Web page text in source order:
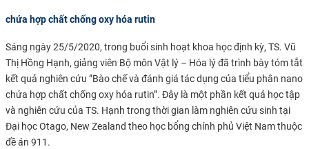
chứa hợp chất chống oxy hóa rutin
Sáng ngày 25/5/2020, trong buổi sinh hoạt khoa học định kỳ, TS. Vũ
Thị Hồng Hạnh, giảng viên Bộ môn Vật lý – Hóa lý đã trình bày tóm tắt
kết quả nghiên cứu ”Bào chế và đánh giá tác dụng của tiểu phân nano
chứa hợp chất chống oxy hóa rutin”.Đây là một phần kết quả học tập
và nghiên cứu của TS. Hạnh trong thời gian làm nghiên cứu sinh tại
Đại học Otago, New Zealand theo học bổng chính phủ Việt Nam thuộc
đề án 911.